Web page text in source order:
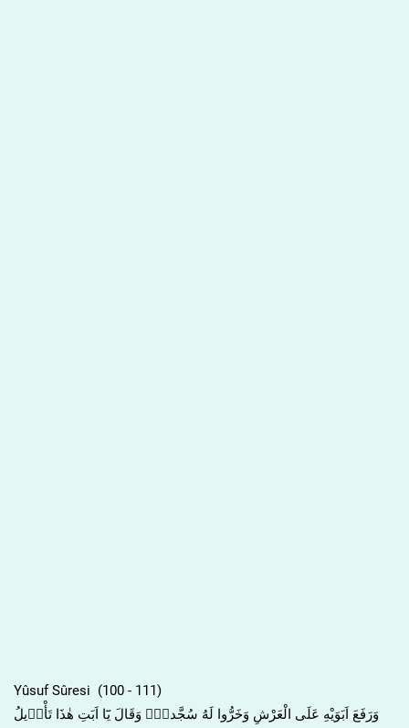
Yûsuf Sûresi (100 - 111)
وَرَفَعَ اَبَوَيْهِ عَلَى الْعَرْشِ وَخَرُّوا لَهُ سُجَّداًۚ وَقَالَ يَٓا اَبَتِ هٰذَا تَأْو۪يلُ